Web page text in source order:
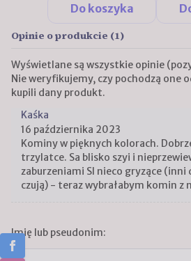
Do koszyka
Opinie o produkcie (1)
Wyświetlane są wszystkie opinie
Nie weryfikujemy, czy pochodzą one
kupili dany produkt.
Kaśka
16 października 2023
Kominy w pięknych kolorach.
trzylatce. Sa blisko szyi i
zaburzeniami SI nieco gryzące
czują) - teraz wybrałabym komin z
Imię lub pseudonim: